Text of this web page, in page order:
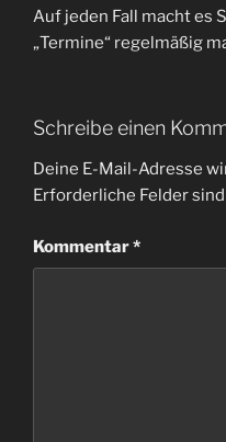
Auf jeden Fall macht es
„Termine“ regelmäßig
Schreibe einen
Deine E-Mail-Adresse
Erforderliche Felder
Kommentar*